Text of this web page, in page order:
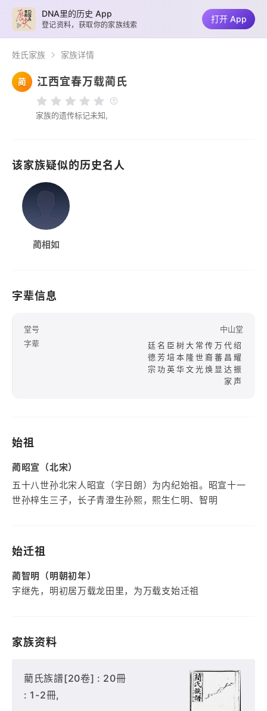
姓氏家族 家族详情
蔺 江西宜春万载蔺氏
家族的遗传标记未知,
该家族疑似的历史名人
蔺相如
字辈信息
堂号
中山堂
字辈
廷名臣树大常传万代绍
德芳培本隆世裔蕃昌耀
宗功英华文光焕显达振
家声
始祖
蔺昭宣（北宋）
五十八世孙北宋人昭宣（字日朗）为内纪始祖。昭宣十一
世孙梓生三子，长子青澄生孙熙，熙生仁明、智明
始迁祖
蔺智明（明朝初年）
字继先，明初居万载龙田里，为万载支始迁祖
家族资料
藺氏族譜[20卷] : 20冊
: 1-2冊,
DNA里的历史 App
登记资料，获取你的家族线索
打开 App